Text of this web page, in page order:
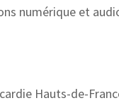
numérique et
Hauts-de-